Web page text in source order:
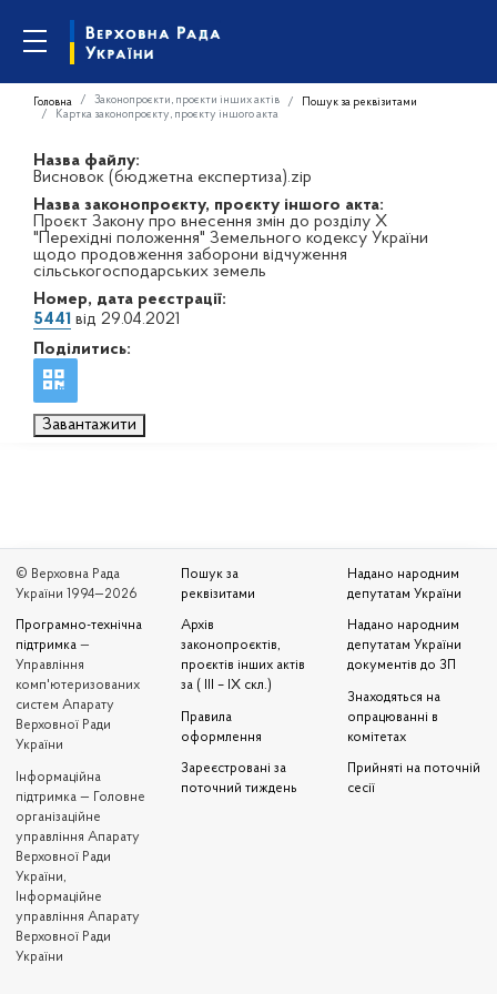
Головна Законопроєкти, проєкти інших актів
Пошук за реквізитами
Картка законопроєкту, проєкту іншого акта
Назва файлу:
Висновок (бюджетна експертиза).zip
Назва законопроєкту, проєкту іншого акта:
Проєкт Закону про внесення змін до розділу X
"Перехідні положення" Земельного кодексу України
щодо продовження заборони відчуження
сільськогосподарських земель
Номер, дата реєстрації:
5441 від 29.04.2021
Поділитись:
Завантажити
© Верховна Рада
України 1994—2026
Програмно-технічна
підтримка —
Управління
комп'ютеризованих
систем Апарату
Верховної Ради
України
Iнформаційна
підтримка — Головне
організаційне
управління Апарату
Верховної Ради
України,
Інформаційне
управління Апарату
Верховної Ради
України
Пошук за
реквізитами
Архів
законопроєктів,
проєктів інших актів
за ( III – IX скл.)
Правила
оформлення
Зареєстровані за
поточний тиждень
Надано народним
депутатам України
Надано народним
депутатам України
документів до ЗП
Знаходяться на
опрацюванні в
комітетах
Прийняті на поточній
сесії